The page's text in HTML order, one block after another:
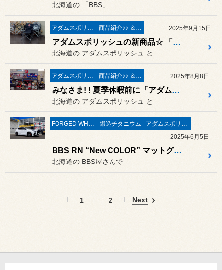
北海道の 「BBS」
アダムスポリッシュ 商品紹介♪♪ ＆ ”フィール”からのお知らせ。 2025年9月15日
アダムスポリッシュの新商品☆ 「ローンチェアー」が早速 入荷しました♡ 即納です♪
北海道の アダムスポリッシュ と
アダムスポリッシュ 商品紹介♪♪ ＆ ”フィール”からのお知らせ。 2025年8月8日
みなさま! ! 夏季休暇前に「アダムスポリッシュの残量」は大丈夫ですか?? 連休前は 2025年8月10日(日) まで絶賛営業しております
北海道の アダムスポリッシュ と
FORGED WHEELS 鍛造チタニウム
アダムスポリッシュ
2025年6月5日
BBS RN “New COLOR” マットグレイ（MGR）の装着作業 ／ レクサス NX350h
北海道の BBS屋さんで
1 2 Next